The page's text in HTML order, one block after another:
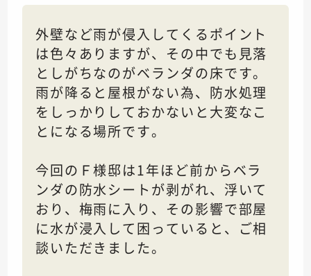
外壁など雨が侵入してくるポイント
は色々ありますが、その中でも見落
としがちなのがベランダの床です。
雨が降ると屋根がない為、防水処理
をしっかりしておかないと大変なこ
とになる場所です。
今回のＦ様邸は1年ほど前からベラ
ンダの防水シートが剥がれ、浮いて
おり、梅雨に入り、その影響で部屋
に水が浸入して困っていると、ご相
談いただきました。